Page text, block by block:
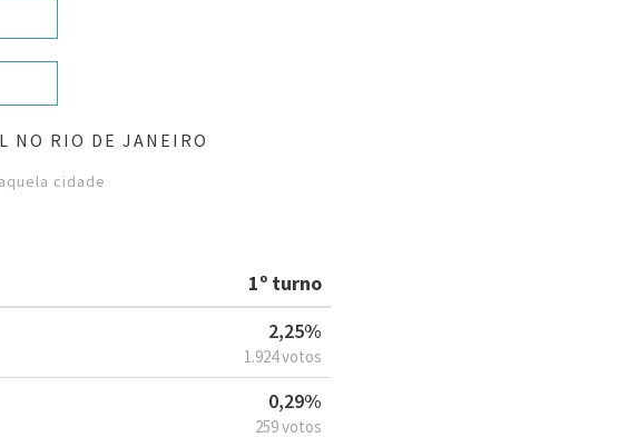
NO RIO DE JANEIRO
cidade
1º turno
2,25%
1.924 votos
0,29%
259 votos